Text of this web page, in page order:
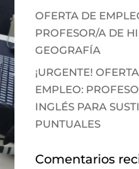
OFERTA DE
PROFESOR/A DE
GEOGRAFÍA
¡URGENTE!
EMPLEO:
INGLÉS PARA
PUNTUALES
Comentarios